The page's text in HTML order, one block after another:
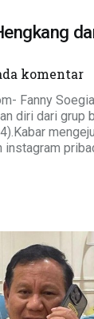
komentar
Fanny
diri dari grup